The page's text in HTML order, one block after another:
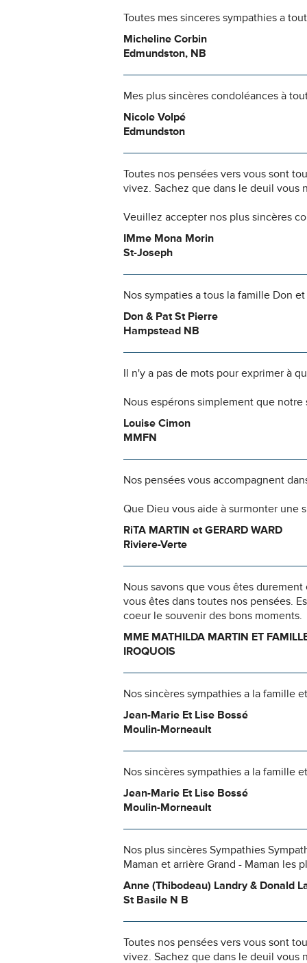
Toutes mes sinceres sympathies a
Micheline Corbin
Edmundston, NB
Mes plus sincères condoléances à
Nicole Volpé
Edmundston
Toutes nos pensées vers vous sont
vivez. Sachez que dans le deuil vous
Veuillez accepter nos plus sincères
IMme Mona Morin
St-Joseph
Nos sympaties a tous la famille Don
Don & Pat St Pierre
Hampstead NB
Il n'y a pas de mots pour exprimer à
Nous espérons simplement que
Louise Cimon
MMFN
Nos pensées vous accompagnent
Que Dieu vous aide à surmonter une
RiTA MARTIN et GERARD WARD
Riviere-Verte
Nous savons que vous êtes
vous êtes dans toutes nos pensées.
coeur le souvenir des bons moments.
MME MATHILDA MARTIN ET
IROQUOIS
Nos sincères sympathies a la famille
Jean-Marie Et Lise Bossé
Moulin-Morneault
Nos sincères sympathies a la famille
Jean-Marie Et Lise Bossé
Moulin-Morneault
Nos plus sincères Sympathies
Maman et arrière Grand - Maman les
Anne (Thibodeau) Landry & Donald
St Basile N B
Toutes nos pensées vers vous sont
vivez. Sachez que dans le deuil vous